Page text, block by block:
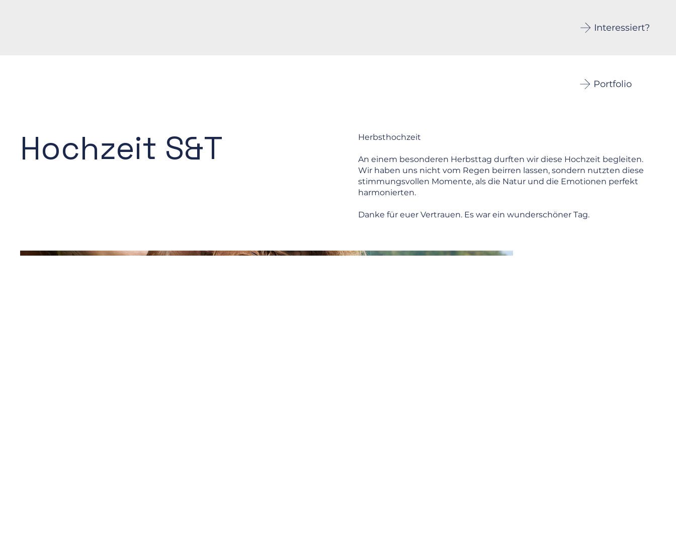
Hochzeit S&T Herbsthochzeit
An einem besonderen Herbsttag durften wir diese Hochzeit begleiten.
Wir haben uns nicht vom Regen beirren lassen, sondern nutzten diese
stimmungsvollen Momente, als die Natur und die Emotionen perfekt
harmonierten.
Danke für euer Vertrauen. Es war ein wunderschöner Tag.
Portfolio
Interessiert?